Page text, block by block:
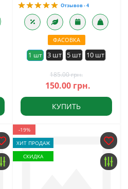
Отзывов - 4
ФАСОВКА
1 шт 3 шт 5 шт 10 шт
185.00 грн.
150.00 грн.
КУПИТЬ
-19%
ХИТ ПРОДАЖ
СКИДКА